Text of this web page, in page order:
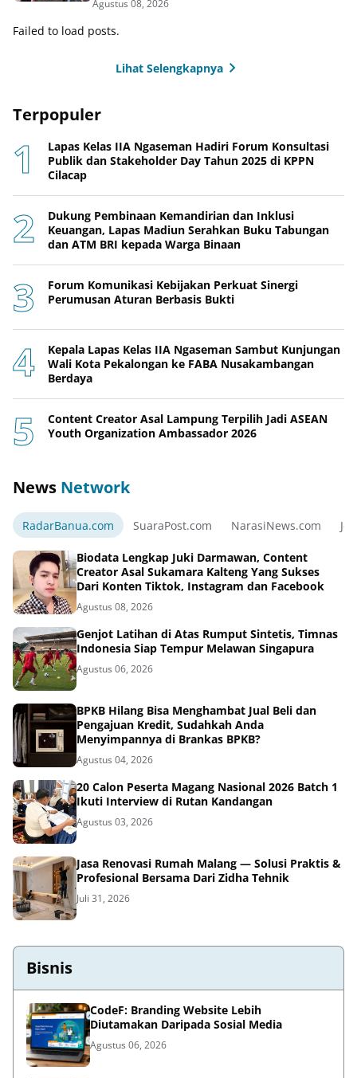
Agustus 08, 2026
Failed to load posts.
Lihat Selengkapnya
Terpopuler
Lapas Kelas IIA Ngaseman Hadiri Forum Konsultasi
Publik dan Stakeholder Day Tahun 2025 di KPPN
Cilacap
Dukung Pembinaan Kemandirian dan Inklusi
Keuangan, Lapas Madiun Serahkan Buku Tabungan
dan ATM BRI kepada Warga Binaan
Forum Komunikasi Kebijakan Perkuat Sinergi
Perumusan Aturan Berbasis Bukti
Kepala Lapas Kelas IIA Ngaseman Sambut Kunjungan
Wali Kota Pekalongan ke FABA Nusakambangan
Berdaya
Content Creator Asal Lampung Terpilih Jadi ASEAN
Youth Organization Ambassador 2026
News Network
RadarBanua.com SuaraPost.com NarasiNews.com
Biodata Lengkap Juki Darmawan, Content
Creator Asal Sukamara Kalteng Yang Sukses
Dari Konten Tiktok, Instagram dan Facebook
Agustus 08, 2026
Genjot Latihan di Atas Rumput Sintetis, Timnas
Indonesia Siap Tempur Melawan Singapura
Agustus 06, 2026
BPKB Hilang Bisa Menghambat Jual Beli dan
Pengajuan Kredit, Sudahkah Anda
Menyimpannya di Brankas BPKB?
Agustus 04, 2026
20 Calon Peserta Magang Nasional 2026 Batch 1
Ikuti Interview di Rutan Kandangan
Agustus 03, 2026
Jasa Renovasi Rumah Malang — Solusi Praktis &
Profesional Bersama Dari Zidha Tehnik
Juli 31, 2026
Bisnis
CodeF: Branding Website Lebih
Diutamakan Daripada Sosial Media
Agustus 06, 2026